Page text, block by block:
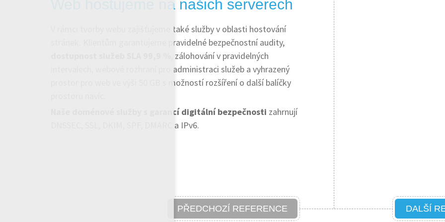
Web hostujeme na našich serverech
V rámci tvorby webu zajišťujeme také služby v oblasti hostování
stránek. Klientům garantujeme pravidelné bezpečnostní audity,
, zálohování v pravidelných
intervalech, webové rozhraní pro administraci služeb a vyhrazený
prostor pro web ve výši 50 GB s možností rozšíření o další balíčky
Naše doménové služby s garancí digitální bezpečnosti zahrnují
DNSSEC, SSL, DKIM, SPF, DMARC a IPv6.
PŘEDCHOZÍ REFERENCE DALŠÍ